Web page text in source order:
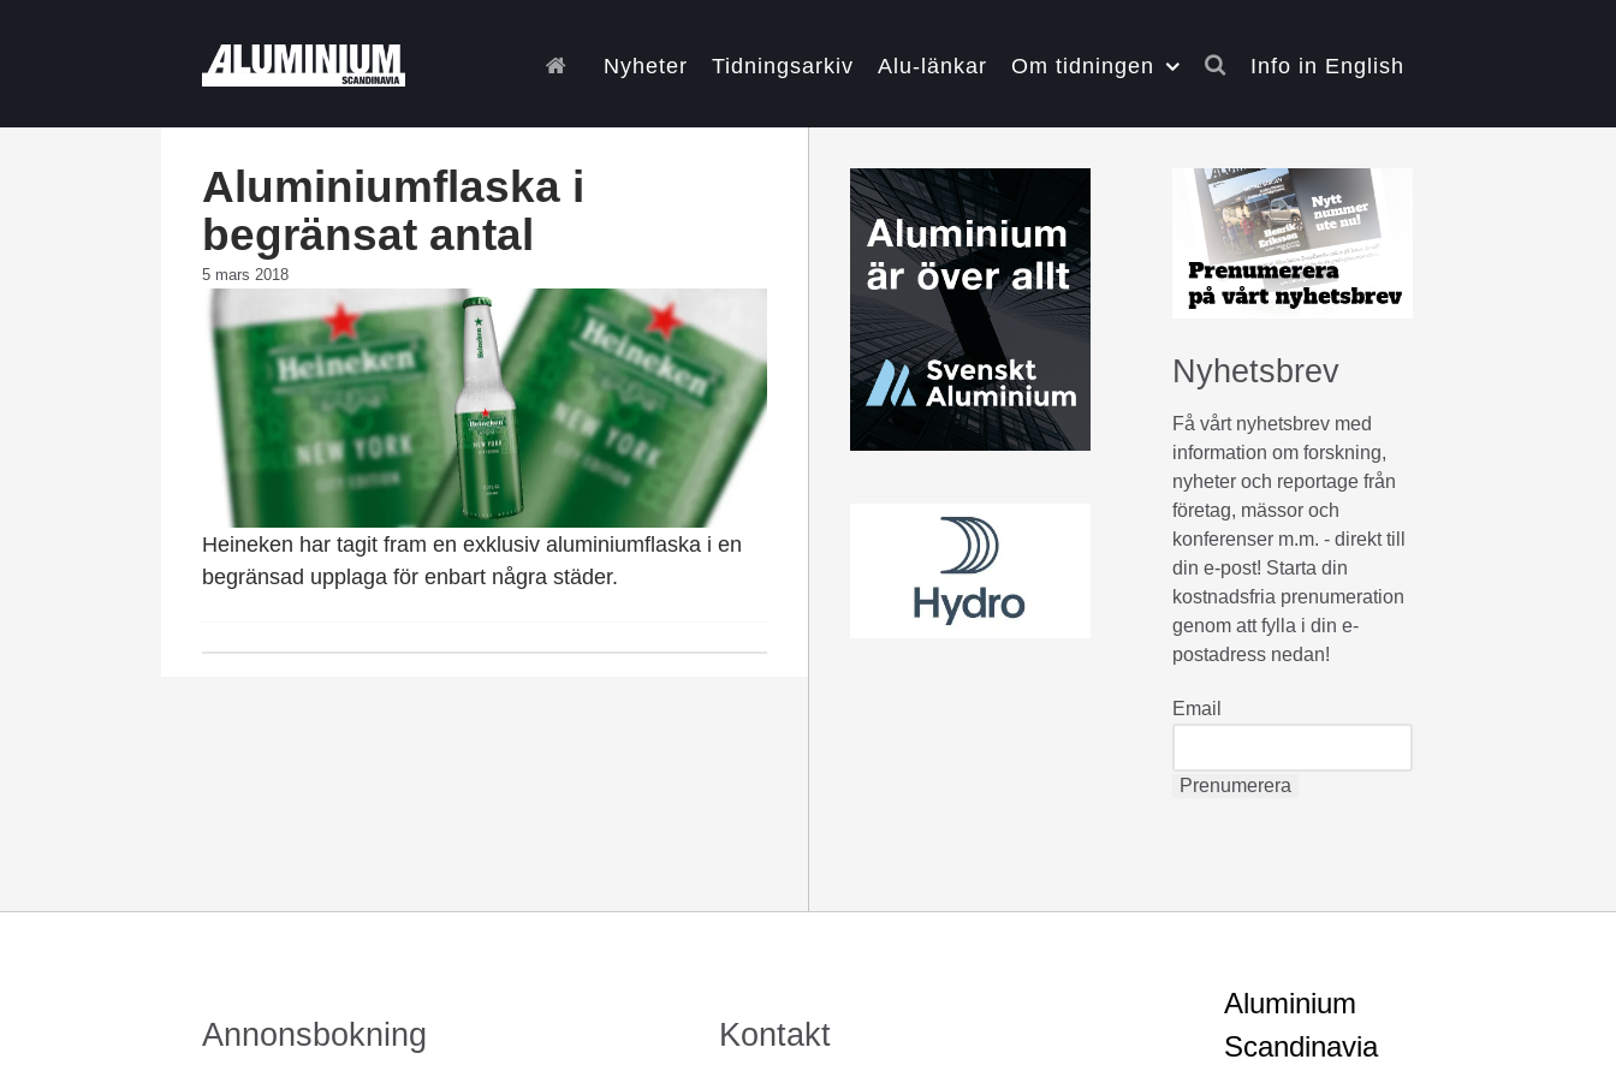
Nyheter Tidningsarkiv Alu-länkar Om tidningen Info in English
Aluminiumflaska i
begränsat antal
5 mars 2018
Heineken har tagit fram en exklusiv aluminiumflaska i en
begränsad upplaga för enbart några städer.
Nyhetsbrev
Få vårt nyhetsbrev med
information om forskning,
nyheter och reportage från
företag, mässor och
konferenser m.m. - direkt till
din e-post! Starta din
kostnadsfria prenumeration
genom att fylla i din e-
postadress nedan!
Email
Annonsbokning Kontakt
Aluminium
Scandinavia